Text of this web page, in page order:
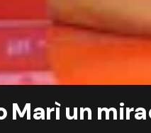
Marì un